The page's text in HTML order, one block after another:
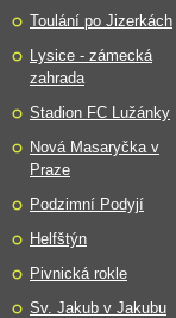
Toulání po Jizerkách
Lysice - zámecká
zahrada
Stadion FC Lužánky
Nová Masaryčka v
Praze
Podzimní Podyjí
Helfštýn
Pivnická rokle
Sv. Jakub v Jakubu